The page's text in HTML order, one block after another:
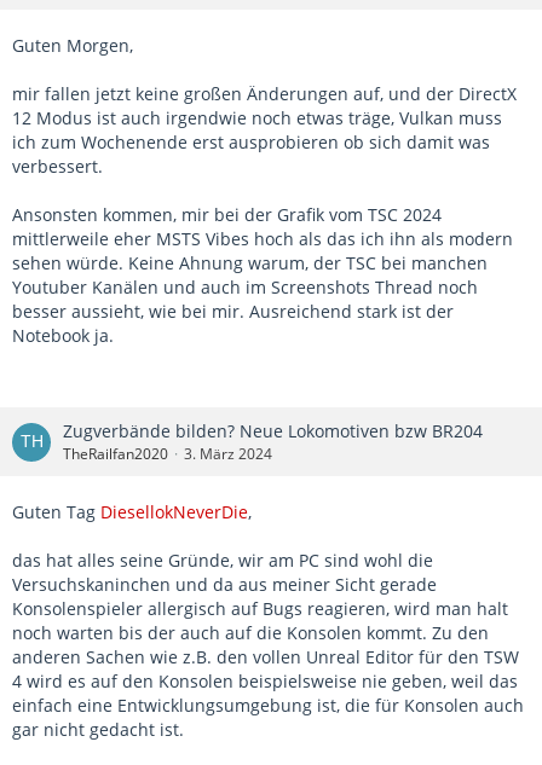
Guten Morgen,
mir fallen jetzt keine großen Änderungen auf, und der DirectX
12 Modus ist auch irgendwie noch etwas träge, Vulkan muss
ich zum Wochenende erst ausprobieren ob sich damit was
verbessert.
Ansonsten kommen, mir bei der Grafik vom TSC 2024
mittlerweile eher MSTS Vibes hoch als das ich ihn als modern
sehen würde. Keine Ahnung warum, der TSC bei manchen
Youtuber Kanälen und auch im Screenshots Thread noch
besser aussieht, wie bei mir. Ausreichend stark ist der
Notebook ja.
Zugverbände bilden? Neue Lokomotiven bzw BR204
TheRailfan2020 3. März 2024
Guten Tag DiesellokNeverDie,
das hat alles seine Gründe, wir am PC sind wohl die
Versuchskaninchen und da aus meiner Sicht gerade
Konsolenspieler allergisch auf Bugs reagieren, wird man halt
noch warten bis der auch auf die Konsolen kommt. Zu den
anderen Sachen wie z.B. den vollen Unreal Editor für den TSW
4 wird es auf den Konsolen beispielsweise nie geben, weil das
einfach eine Entwicklungsumgebung ist, die für Konsolen auch
gar nicht gedacht ist.